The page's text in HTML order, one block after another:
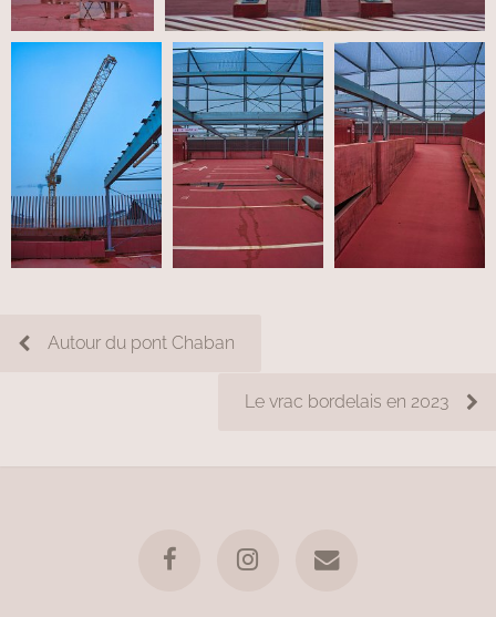
Autour du pont Chaban
Le vrac bordelais en 2023